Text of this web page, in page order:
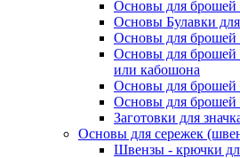
Основы для брошей
Основы Булавки
Основы для брошей
Основы для брошей
или кабошона
Основы для брошей
Основы для брошей
Заготовки для
Основы для сережек
Швензы - крючки